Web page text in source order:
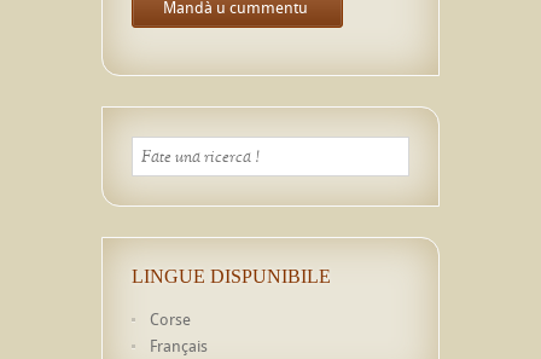
LINGUE DISPUNIBILE
Corse
Français